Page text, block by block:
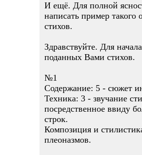
И ещё. Для полной
написать пример такого
стихов.
Здравствуйте. Для
поданных Вами стихов.
№1
Содержание: 5 - сюжет
Техника: 3 - звучание
посредственное ввиду
строк.
Композиция и
плеоназмов.